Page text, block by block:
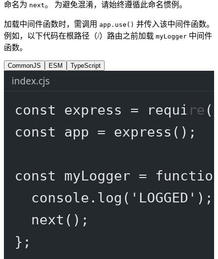
命名为 next。 为避免混淆，请始终遵循此命名惯例。
加载中间件函数时，需调用 app.use() 并传入该中间件函数。
例如，以下代码在根路径（/）路由之前加载 myLogger 中间件
函数。
CommonJS ESM TypeScript
index.cjs
const express = require (
const
app = express ();
const myLogger =
console. log ( 'LOGGED' );
next ();
};